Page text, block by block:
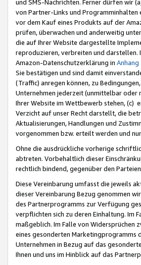
und SMS-Nachrichten. Ferner dürfen wir
von Partner-Links und Programminhalten
vor dem Kauf eines Produkts auf der
prüfen, überwachen und anderweitig
die auf Ihrer Website dargestellte
reproduzieren, verbreiten und darstellen.
Amazon-Datenschutzerklärung in Anhang
Sie bestätigen und sind damit
(Traffic) anregen können, zu
Unternehmen jederzeit (unmittelbar oder
Ihrer Website im Wettbewerb stehen, (c)
Verzicht auf unser Recht darstellt, die
Aktualisierungen, Handlungen und
vorgenommen bzw. erteilt werden und
Ohne die ausdrückliche vorherige
abtreten. Vorbehaltlich dieser
rechtlich bindend, gegenüber den
Diese Vereinbarung umfasst die jeweils
dieser Vereinbarung Bezug genommen
des Partnerprogramms zur Verfügung
verpflichten sich zu deren Einhaltung. Im
maßgeblich. Im Falle von Widersprüchen
eines gesonderten Marketingprogramms
Unternehmen in Bezug auf das
Ihnen und uns im Hinblick auf das